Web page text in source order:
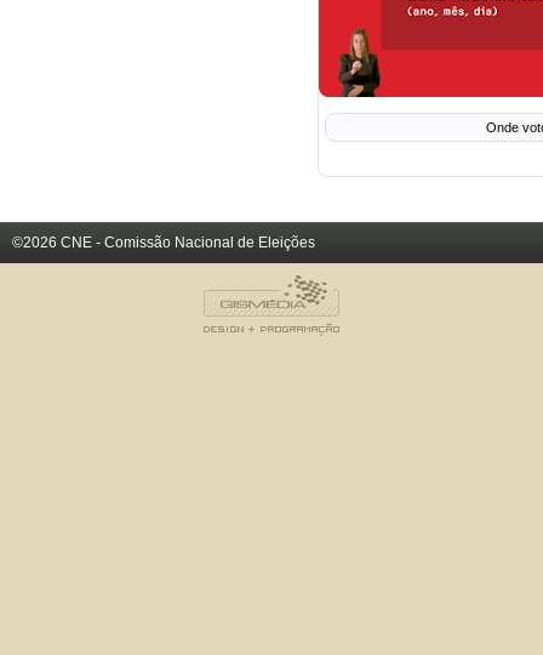
Onde
©2026 CNE - Comissão Nacional de Eleições